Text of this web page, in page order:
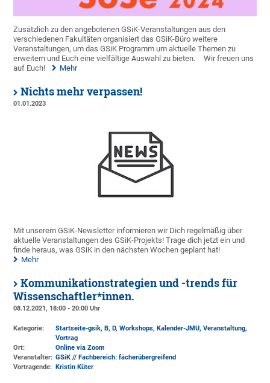
Zusätzlich zu den angebotenen GSiK-Veranstaltungen aus den
verschiedenen Fakultäten organisiert das GSiK-Büro weitere
Veranstaltungen, um das GSiK Programm um aktuelle Themen zu
erweitern und Euch eine vielfältige Auswahl zu bieten.
Wir freuen uns
auf Euch!
Mehr
Nichts mehr verpassen!
01.01.2023
Mit unserem GSiK-Newsletter informieren wir Dich regelmäßig über
aktuelle Veranstaltungen des GSiK-Projekts! Trage dich jetzt ein und
finde heraus, was GSiK in den nächsten Wochen geplant hat!
Mehr
Kommunikationstrategien und -trends für
Wissenschaftler*innen.
08.12.2021, 18:00 - 20:00 Uhr
Kategorie:
Startseite-gsik, B, D, Workshops, Kalender-JMU, Veranstaltung,
Vortrag
Ort:
Online via Zoom
Veranstalter: GSiK // Fachbereich: fächerübergreifend
Vortragende:
Kristin Küter